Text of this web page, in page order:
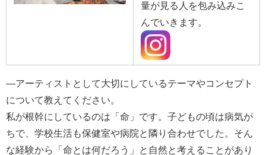
量が見る人を包み込みこ
んでいきます。
―アーティストとして大切にしているテーマやコンセプト
について教えてください。
私が根幹にしているのは「命」です。子どもの頃は病気が
ちで、学校生活も保健室や病院と隣り合わせでした。そん
な経験から「命とは何だろう」と自然と考えることがあり